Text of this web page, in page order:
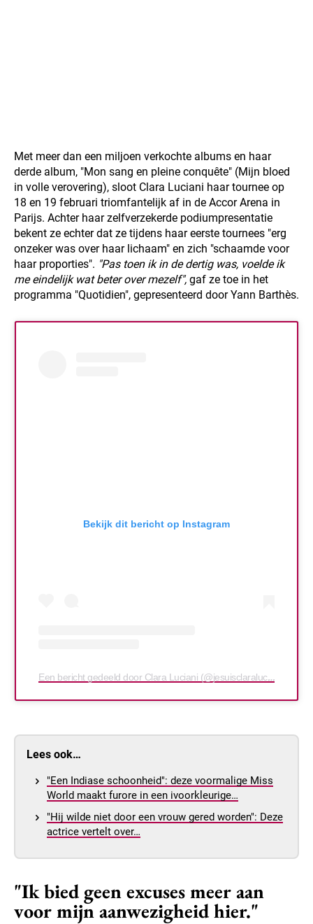
Met meer dan een miljoen verkochte albums en haar
derde album, "Mon sang en pleine conquête" (Mijn bloed
in volle verovering), sloot Clara Luciani haar tournee op
18 en 19 februari triomfantelijk af in de Accor Arena in
Parijs. Achter haar zelfverzekerde podiumpresentatie
bekent ze echter dat ze tijdens haar eerste tournees "erg
onzeker was over haar lichaam" en zich "schaamde voor
haar proporties". "Pas toen ik in de dertig was, voelde ik
me eindelijk wat beter over mezelf", gaf ze toe in het
programma "Quotidien", gepresenteerd door Yann Barthès.
Bekijk dit bericht op Instagram
Een bericht gedeeld door Clara Luciani (@jesuisclaraluciani)
Lees ook…
"Een Indiase schoonheid": deze voormalige Miss
World maakt furore in een ivoorkleurige…
"Hij wilde niet door een vrouw gered worden": Deze
actrice vertelt over…
"Ik bied geen excuses meer aan
voor mijn aanwezigheid hier."